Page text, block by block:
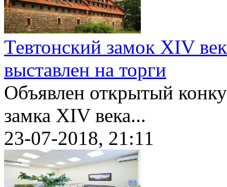
Тевтонский замок XIV
выставлен на торги
Объявлен открытый
замка XIV века...
23-07-2018, 21:11